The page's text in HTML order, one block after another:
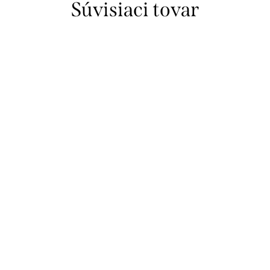
Súvisiaci tovar